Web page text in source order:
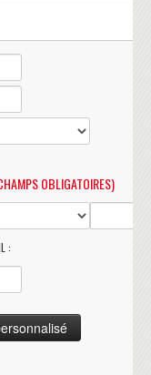
OBLIGATOIRES)
: